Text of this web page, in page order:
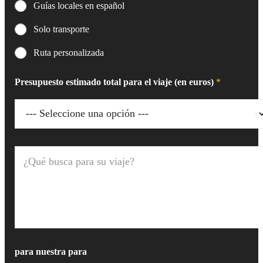
Guías locales en español
Solo transporte
Ruta personalizada
Presupuesto estimado total para el viaje (en euros) *
c
p
para nuestra para